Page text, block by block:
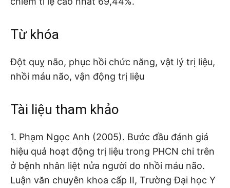
Từ khóa
Đột quỵ não, phục hồi chức năng, vật lý trị liệu,
nhồi máu não, vận động trị liệu
Tài liệu tham khảo
1. Phạm Ngọc Anh (2005). Bước đầu đánh giá
hiệu quả hoạt động trị liệu trong PHCN chi trên
ở bệnh nhân liệt nửa người do nhồi máu não.
Luận văn chuyên khoa cấp II, Trường Đại học Y